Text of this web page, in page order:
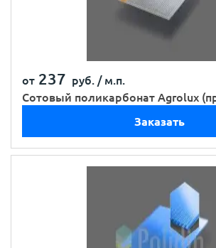
от 237 руб. / м.п.
Сотовый поликарбонат Agrolux
Заказать